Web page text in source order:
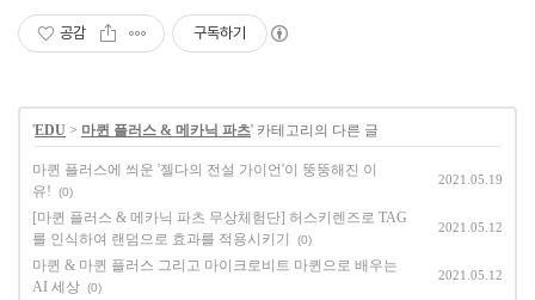
공감 구독하기
'EDU > 마퀸 플러스 & 메카닉 파츠' 카테고리의 다른 글
마퀸 플러스에 씌운 '젤다의 전설 가이언'이 뚱뚱해진 이
유!
(0)
2021.05.19
[마퀸 플러스 & 메카닉 파츠 무상체험단] 허스키렌즈로 TAG
를 인식하여 랜덤으로 효과를 적용시키기
(0)
2021.05.12
마퀸 & 마퀸 플러스 그리고 마이크로비트 마퀸으로 배우는
AI 세상 (0)
2021.05.12